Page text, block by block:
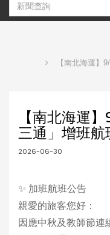
【南北海運】
【南北海運
三通」增班航
2026-06-30
✨ 加班航班公告
親愛的旅客您好：
因應中秋及教師節連